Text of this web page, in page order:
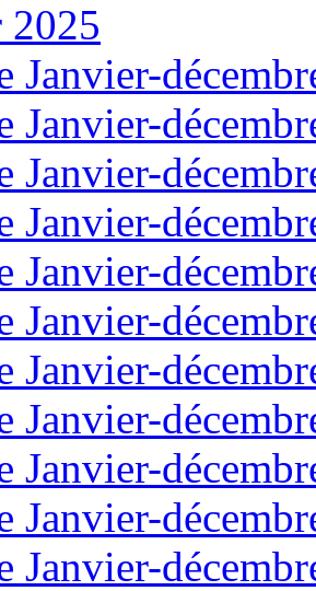
2025
Janvier-
Janvier-
Janvier-
Janvier-
Janvier-
Janvier-
Janvier-
Janvier-
Janvier-
Janvier-
Janvier-